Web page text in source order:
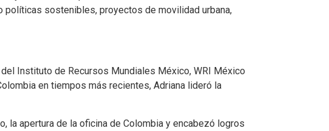
sostenibles, proyectos de movilidad urbana,
Instituto de Recursos Mundiales México, WRI México
en tiempos más recientes, Adriana lideró la
la apertura de la oficina de Colombia y encabezó logros